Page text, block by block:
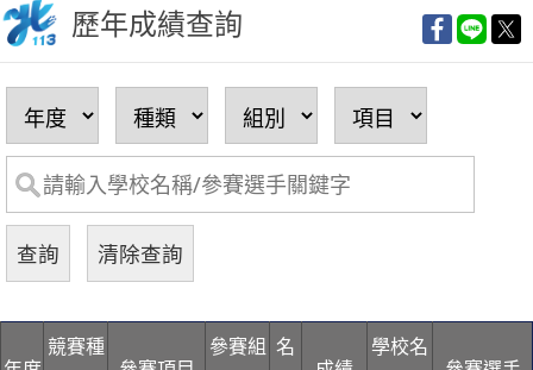
歷年成績查詢
競賽種
參賽組 名
學校名